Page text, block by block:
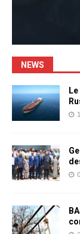
NEWS